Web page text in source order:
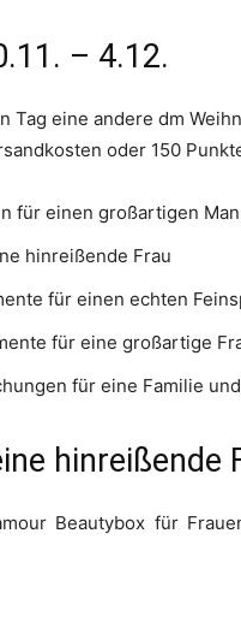
– 4.12.
Tag eine andere dm
oder 150
für einen großartigen
hinreißende Frau
für einen echten
für eine großartige
für eine Familie
hinreißende
Beautybox für